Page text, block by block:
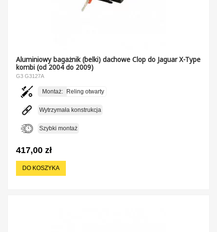
Aluminiowy bagażnik (belki) dachowe Clop do Jaguar X-Type
kombi (od 2004 do 2009)
G3 G3127A
Montaż: Reling otwarty
Wytrzymała konstrukcja
Szybki montaż
417,00 zł
DO KOSZYKA